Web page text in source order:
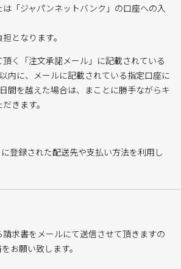
は「ジャパンネットバンク」の口座への入
となります。
く「注文承諾メール」に記載されている
内に、メールに記載されている指定口座に
間を越えた場合は、まことに勝手ながらキ
きます。
登録された配送先や支払い方法を利用し
求書をメールにて送信させて頂きますの
お願い致します。